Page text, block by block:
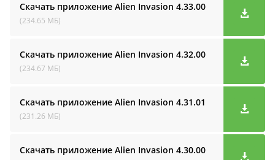
Скачать приложение Alien Invasion 4.33.00
(234.65 МБ)
Скачать приложение Alien Invasion 4.32.00
(234.67 МБ)
Скачать приложение Alien Invasion 4.31.01
(231.26 МБ)
Скачать приложение Alien Invasion 4.30.00